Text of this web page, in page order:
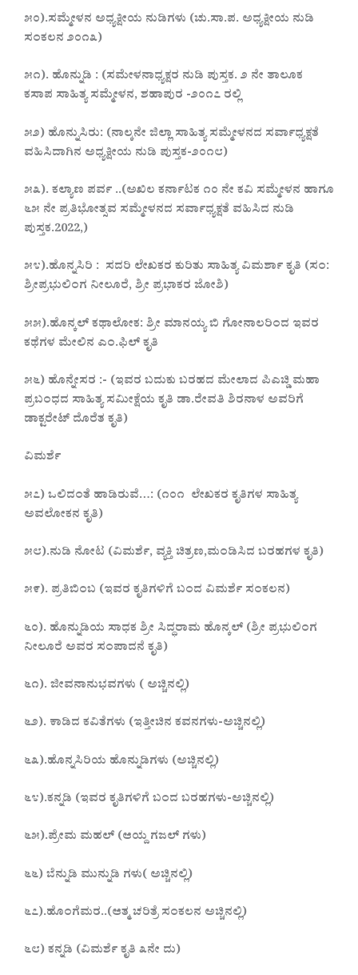
೫೦).ಸಮ್ಮೇಳನ ಅಧ್ಯಕ್ಷೀಯ ನುಡಿಗಳು (ಚು.ಸಾ.ಪ. ಅಧ್ಯಕ್ಷೀಯ ನುಡಿ
ಸಂಕಲನ ೨೦೧೩)
೫೧). ಹೊನ್ನುಡಿ : (ಸಮೇಳನಾಧ್ಯಕ್ಷರ ನುಡಿ ಪುಸ್ತಕ. ೨ ನೇ ತಾಲೂಕ
ಕಸಾಪ ಸಾಹಿತ್ಯ ಸಮ್ಮೇಳನ, ಶಹಾಪುರ -೨೦೧೭ ರಲ್ಲಿ
೫೨) ಹೊನ್ನುಸಿರು: (ನಾಲ್ಕನೇ ಜಿಲ್ಲಾ ಸಾಹಿತ್ಯ ಸಮ್ಮೇಳನದ ಸರ್ವಾಧ್ಯಕ್ಷತೆ
ವಹಿಸಿದಾಗಿನ ಅಧ್ಯಕ್ಷೀಯ ನುಡಿ ಪುಸ್ತಕ-೨೦೧೮)
೫೩). ಕಲ್ಯಾಣ ಪರ್ವ ..(ಅಖಿಲ ಕರ್ನಾಟಕ ೧೦ ನೇ ಕವಿ ಸಮ್ಮೇಳನ ಹಾಗೂ
೬೫ ನೇ ಪ್ರತಿಭೋತ್ಸವ ಸಮ್ಮೇಳನದ ಸರ್ವಾಧ್ಯಕ್ಷತೆ ವಹಿಸಿದ ನುಡಿ
ಪುಸ್ತಕ.2022,)
೫೪).ಹೊನ್ನಸಿರಿ : ಸದರಿ ಲೇಖಕರ ಕುರಿತು ಸಾಹಿತ್ಯ ವಿಮರ್ಶಾ ಕೃತಿ (ಸಂ:
ಶ್ರೀಪ್ರಭುಲಿಂಗ ನೀಲೂರೆ, ಶ್ರೀ ಪ್ರಭಾಕರ ಜೋಶಿ)
೫೫).ಹೊನ್ಕಲ್ ಕಥಾಲೋಕ: ಶ್ರೀ ಮಾನಯ್ಯ ಬಿ ಗೋನಾಲರಿಂದ ಇವರ
ಕಥೆಗಳ ಮೇಲಿನ ಎಂ.ಫಿಲ್ ಕೃತಿ
೫೬) ಹೊನ್ನೇಸರ :- (ಇವರ ಬದುಕು ಬರಹದ ಮೇಲಾದ ಪಿಎಚ್ಡಿ ಮಹಾ
ಪ್ರಬಂಧದ ಸಾಹಿತ್ಯ ಸಮೀಕ್ಷೆಯ ಕೃತಿ ಡಾ.ರೇವತಿ ಶಿರನಾಳ ಅವರಿಗೆ
ಡಾಕ್ಟರೇಟ್ ದೊರೆತ ಕೃತಿ)
ವಿಮರ್ಶೆ
೫೭) ಒಲಿದಂತೆ ಹಾಡಿರುವೆ…: (೧೦೧ ಲೇಖಕರ ಕೃತಿಗಳ ಸಾಹಿತ್ಯ
ಅವಲೋಕನ ಕೃತಿ)
೫೮).ನುಡಿ ನೋಟ (ವಿಮರ್ಶೆ, ವ್ಯಕ್ತಿ ಚಿತ್ರಣ,ಮಂಡಿಸಿದ ಬರಹಗಳ ಕೃತಿ)
೫೯). ಪ್ರತಿಬಿಂಬ (ಇವರ ಕೃತಿಗಳಿಗೆ ಬಂದ ವಿಮರ್ಶೆ ಸಂಕಲನ)
೬೦). ಹೊನ್ನುಡಿಯ ಸಾಧಕ ಶ್ರೀ ಸಿದ್ಧರಾಮ ಹೊನ್ಕಲ್ (ಶ್ರೀ ಪ್ರಭುಲಿಂಗ
ನೀಲೂರೆ ಅವರ ಸಂಪಾದನೆ ಕೃತಿ)
೬೧). ಜೀವನಾನುಭವಗಳು ( ಅಚ್ಚಿನಲ್ಲಿ)
೬೨). ಕಾಡಿದ ಕವಿತೆಗಳು (ಇತ್ತೀಚಿನ ಕವನಗಳು-ಅಚ್ಚಿನಲ್ಲಿ)
೬೩).ಹೊನ್ನಸಿರಿಯ ಹೊನ್ನುಡಿಗಳು (ಅಚ್ಚಿನಲ್ಲಿ)
೬೪).ಕನ್ನಡಿ (ಇವರ ಕೃತಿಗಳಿಗೆ ಬಂದ ಬರಹಗಳು-ಅಚ್ಚಿನಲ್ಲಿ)
೬೫).ಪ್ರೇಮ ಮಹಲ್ (ಆಯ್ದ ಗಜಲ್ ಗಳು)
೬೬) ಬೆನ್ನುಡಿ ಮುನ್ನುಡಿ ಗಳು( ಅಚ್ಚಿನಲ್ಲಿ)
೬೭).ಹೊಂಗೆಮರ..(ಆತ್ಮ ಚರಿತ್ರೆ ಸಂಕಲನ ಅಚ್ಚಿನಲ್ಲಿ)
೬೮) ಕನ್ನಡಿ (ವಿಮರ್ಶೆ ಕೃತಿ ೩ನೇ ದು)